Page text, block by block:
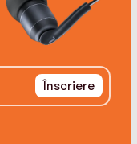
Înscriere